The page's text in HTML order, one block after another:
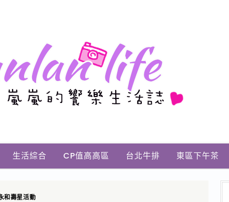
生活綜合 CP值高高區 台北牛排 東區下午茶
和壽星活動